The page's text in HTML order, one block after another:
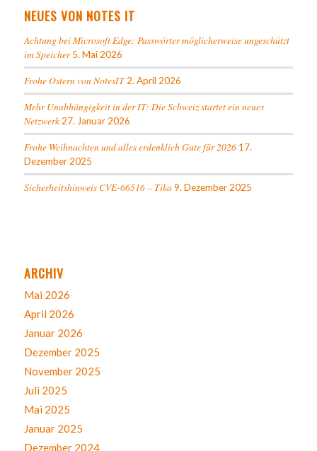
NEUES VON NOTES IT
Achtung bei Microsoft Edge: Passwörter möglicherweise ungeschützt
im Speicher 5. Mai 2026
Frohe Ostern von NotesIT 2. April 2026
Mehr Unabhängigkeit in der IT: Die Schweiz startet ein neues
Netzwerk 27. Januar 2026
Frohe Weihnachten und alles erdenklich Gute für 2026 17.
Dezember 2025
Sicherheitshinweis CVE-66516 – Tika 9. Dezember 2025
ARCHIV
Mai 2026
April 2026
Januar 2026
Dezember 2025
November 2025
Juli 2025
Mai 2025
Januar 2025
Dezember 2024